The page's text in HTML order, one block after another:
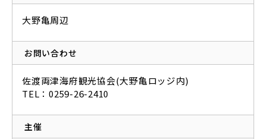
大野亀周辺
お問い合わせ
佐渡両津海府観光協会(大野亀ロッジ内)
TEL：0259-26-2410
主催